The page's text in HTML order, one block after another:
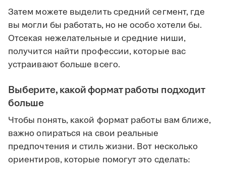
Затем можете выделить средний сегмент, где
вы могли бы работать, но не особо хотели бы.
Отсекая нежелательные и средние ниши,
получится найти профессии, которые вас
устраивают больше всего.
Выберите, какой формат работы подходит
больше
Чтобы понять, какой формат работы вам ближе,
важно опираться на свои реальные
предпочтения и стиль жизни. Вот несколько
ориентиров, которые помогут это сделать: